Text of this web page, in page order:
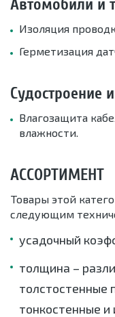
Автомобили и
Изоляция
Герметизация
Судостроение
Влагозащита
влажности.
АССОРТИМЕНТ
Товары этой
следующим
усадочный
толщина –
толстостенные
тонкостенные и